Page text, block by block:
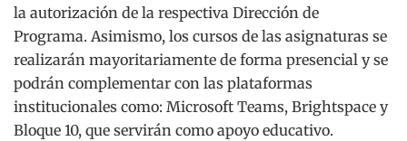
la autorización de la respectiva Dirección de
Programa. Asimismo, los cursos de las asignaturas se
realizarán mayoritariamente de forma presencial y se
podrán complementar con las plataformas
institucionales como: Microsoft Teams, Brightspace y
Bloque 10, que servirán como apoyo educativo.